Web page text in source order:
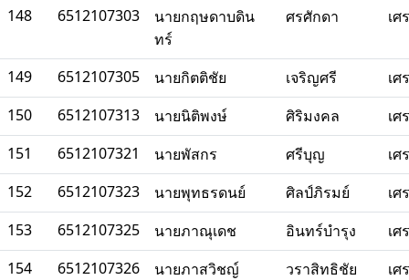
148
6512107303
นายกฤษดาบดิน
ทร์
ศรศักดา เ
149 6512107305 นายกิตติชัย เจริญศรี
เ
150
6512107313 นายนิติพงษ์ ศิริมงคล
เ
151
6512107321 นายพัสกร ศรีบุญ
เ
152
6512107323 นายพุทธรดนย์ ศิลป์ภิรมย์
เ
153
6512107325 นายภาณุเดช อินทร์บำรุง
เ
154
6512107326 นายภาสวิชญ์ วราสิทธิชัย
เ